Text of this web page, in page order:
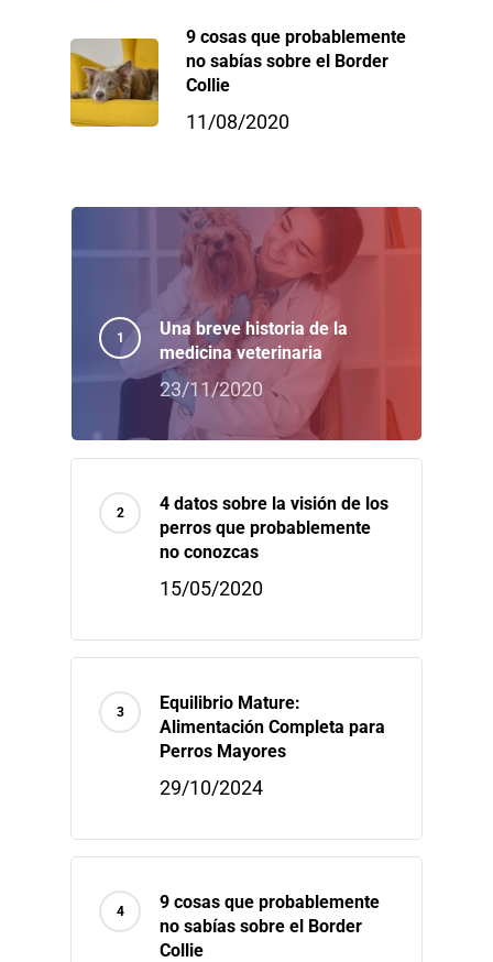
9 cosas que probablemente
no sabías sobre el Border
Collie
11/08/2020
Una breve historia de la
medicina veterinaria
23/11/2020
4 datos sobre la visión de los
perros que probablemente
no conozcas
15/05/2020
Equilibrio Mature:
Alimentación Completa para
Perros Mayores
29/10/2024
9 cosas que probablemente
no sabías sobre el Border
Collie
Home
Conferencias